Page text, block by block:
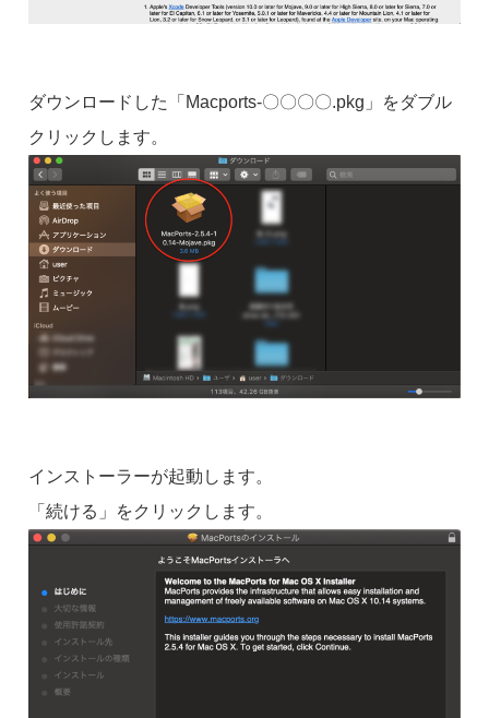
ダウンロードした「Macports-〇〇〇〇.pkg」をダブル
クリックします。
インストーラーが起動します。
「続ける」をクリックします。